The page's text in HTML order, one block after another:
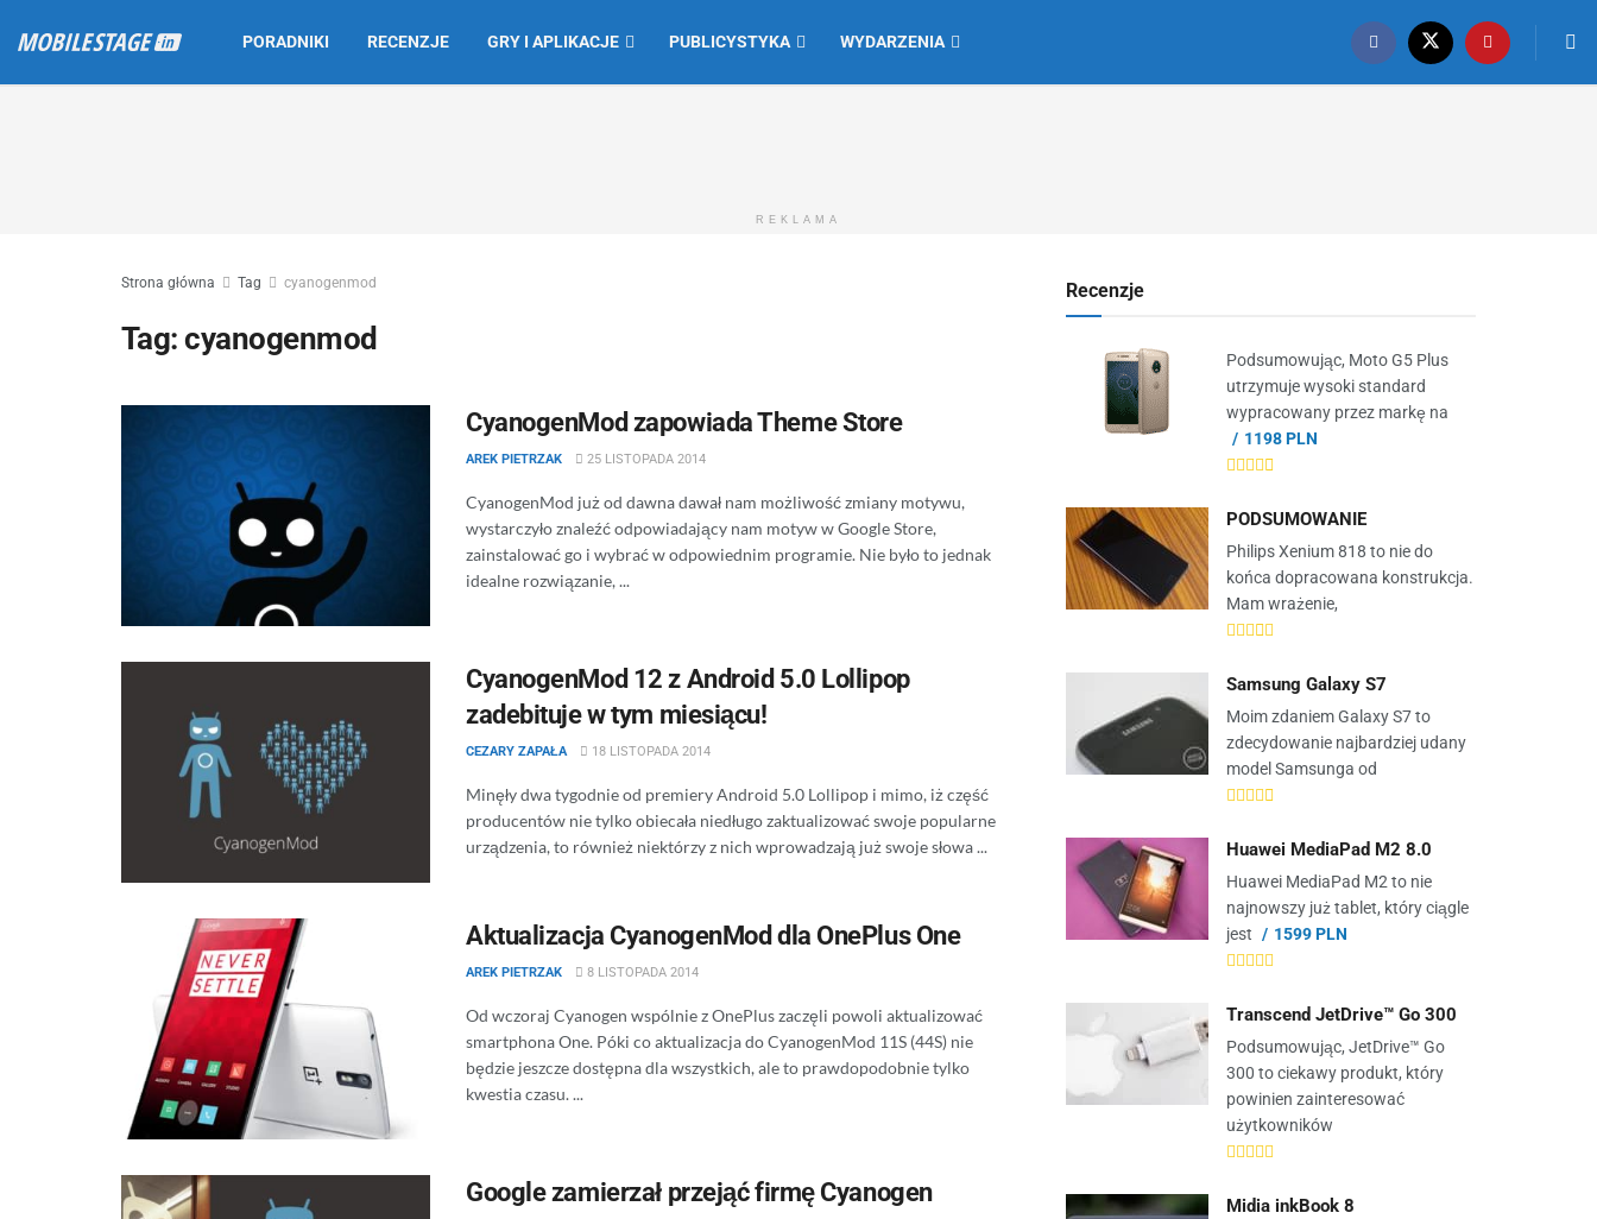
PORADNIKI RECENZJE GRY I APLIKACJE PUBLICYSTYKA WYDARZENIA
REKLAMA
Strona główna Tag cyanogenmod
Tag:cyanogenmod
CyanogenMod zapowiada Theme Store
AREK PIETRZAK 25 LISTOPADA 2014
CyanogenMod już od dawna dawał nam możliwość zmiany motywu,
wystarczyło znaleźć odpowiadający nam motyw w Google Store,
zainstalować go i wybrać w odpowiednim programie. Nie było to jednak
idealne rozwiązanie, ...
CyanogenMod 12 z Android 5.0 Lollipop
zadebituje w tym miesiącu!
CEZARY ZAPAŁA 18 LISTOPADA 2014
Minęły dwa tygodnie od premiery Android 5.0 Lollipop i mimo, iż część
producentów nie tylko obiecała niedługo zaktualizować swoje popularne
urządzenia, to również niektórzy z nich wprowadzają już swoje słowa ...
Aktualizacja CyanogenMod dla OnePlus One
AREK PIETRZAK 8 LISTOPADA 2014
Od wczoraj Cyanogen wspólnie z OnePlus zaczęli powoli aktualizować
smartphona One. Póki co aktualizacja do CyanogenMod 11S (44S) nie
będzie jeszcze dostępna dla wszystkich, ale to prawdopodobnie tylko
kwestia czasu. ...
Google zamierzał przejąć firmę Cyanogen
Recenzje
Podsumowując, Moto G5 Plus
utrzymuje wysoki standard
wypracowany przez markę na
1198 PLN
PODSUMOWANIE
Philips Xenium 818 to nie do
końca dopracowana konstrukcja.
Mam wrażenie,
Samsung Galaxy S7
Moim zdaniem Galaxy S7 to
zdecydowanie najbardziej udany
model Samsunga od
Huawei MediaPad M2 8.0
Huawei MediaPad M2 to nie
najnowszy już tablet, który ciągle
jest
1599 PLN
Transcend JetDrive™ Go 300
Podsumowując, JetDrive™ Go
300 to ciekawy produkt, który
powinien zainteresować
użytkowników
Midia inkBook 8